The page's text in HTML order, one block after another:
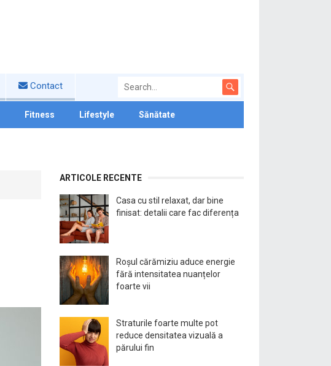
Contact
Fitness Lifestyle Sănătate
ARTICOLE RECENTE
Casa cu stil relaxat, dar bine
finisat: detalii care fac diferența
Roșul cărămiziu aduce energie
fără intensitatea nuanțelor
foarte vii
Straturile foarte multe pot
reduce densitatea vizuală a
părului fin